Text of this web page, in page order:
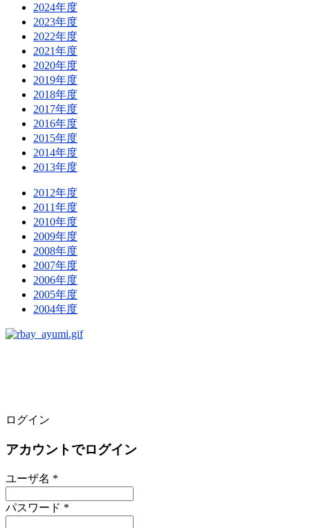
2024年度
2023年度
2022年度
2021年度
2020年度
2019年度
2018年度
2017年度
2016年度
2015年度
2014年度
2013年度
2012年度
2011年度
2010年度
2009年度
2008年度
2007年度
2006年度
2005年度
2004年度
ログイン
アカウントでログイン
ユーザ名 *
パスワード *